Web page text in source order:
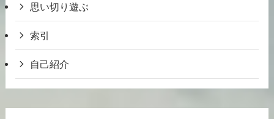
思い切り遊ぶ
索引
自己紹介